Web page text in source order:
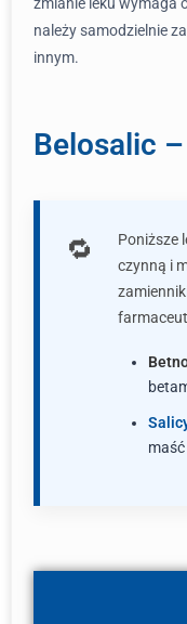
należy samodzielnie
innym.
Belosalic
Poniższe
czynną i
maść